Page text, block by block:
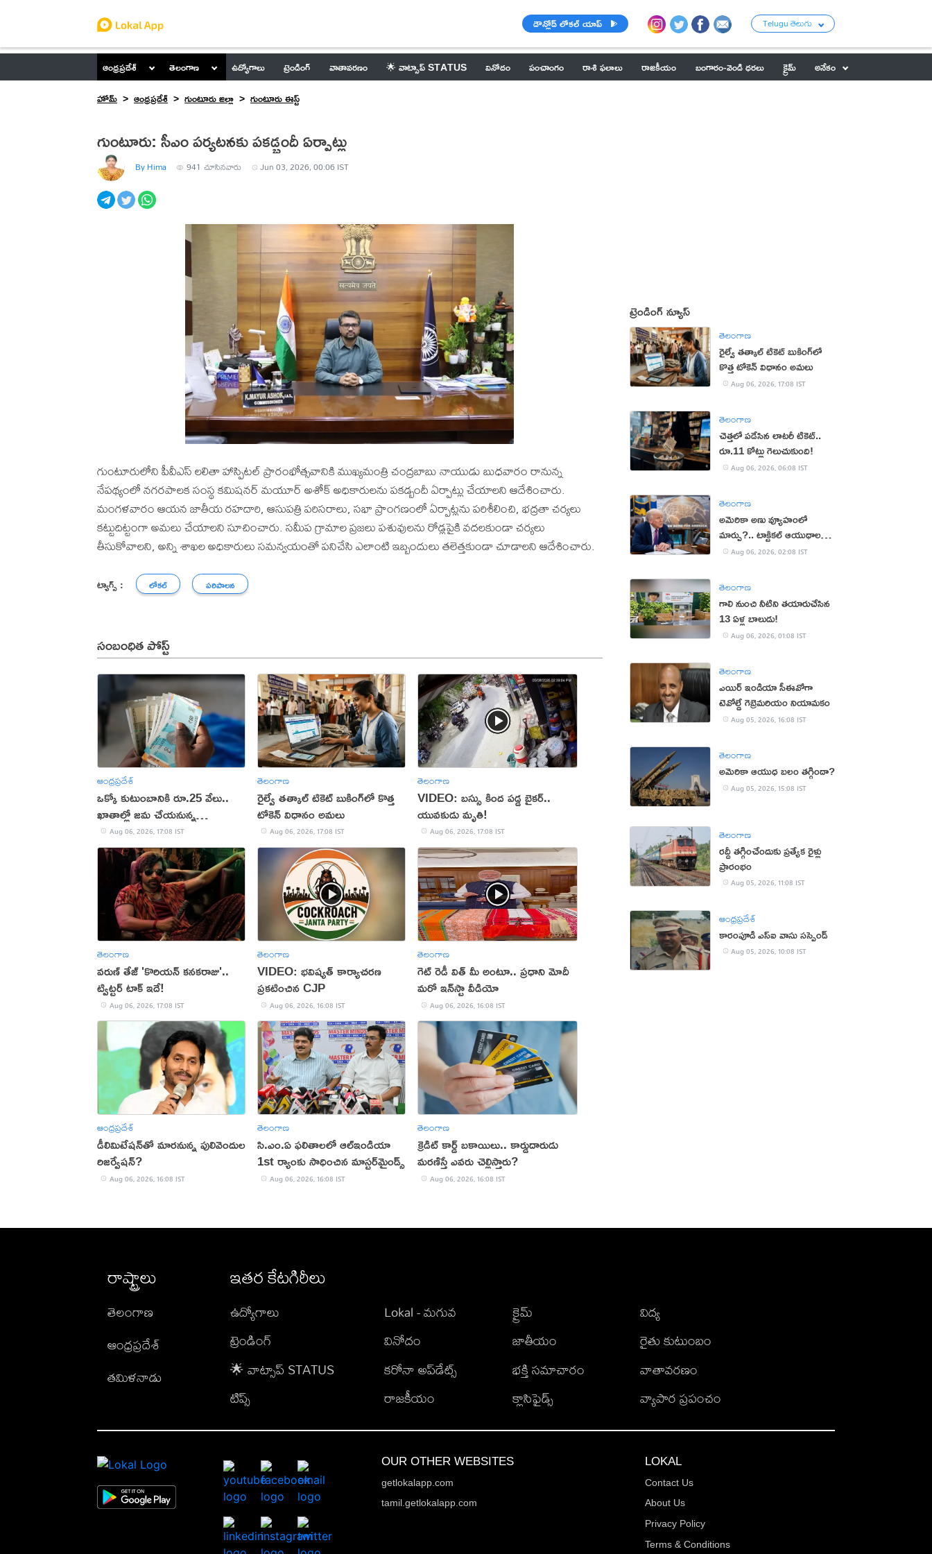
డౌన్లోడ్ లోకల్ యాప్ Telugu తెలుగు
ఆంధ్రప్రదేశ్ తెలంగాణ ఉద్యోగాలు ట్రెండింగ్ వాతావరణం 🌟 వాట్సాప్ STATUS వినోదం పంచాంగం రాశి ఫలాలు రాజకీయం బంగారం-వెండి ధరలు క్రైమ్
అనేకం
హోమ్
ఆంధ్రప్రదేశ్ గుంటూరు జిల్లా గుంటూరు ఈస్ట్
గుంటూరు: సీఎం పర్యటనకు పకడ్బందీ ఏర్పాట్లు
By Hima 941 చూసినవారు Jun 03, 2026, 00:06 IST
గుంటూరులోని పీవీఎస్ లలితా హాస్పిటల్ ప్రారంభోత్సవానికి ముఖ్యమంత్రి చంద్రబాబు నాయుడు బుధవారం రానున్న
నేపథ్యంలో నగరపాలక సంస్థ కమిషనర్ మయూర్ అశోక్ అధికారులను పకడ్బందీ ఏర్పాట్లు చేయాలని ఆదేశించారు.
మంగళవారం ఆయన జాతీయ రహదారి, ఆసుపత్రి పరిసరాలు, సభా ప్రాంగణంలో ఏర్పాట్లను పరిశీలించి, భద్రతా చర్యలు
కట్టుదిట్టంగా అమలు చేయాలని సూచించారు. సమీప గ్రామాల ప్రజలు పశువులను రోడ్లపైకి వదలకుండా చర్యలు
తీసుకోవాలని, అన్ని శాఖల అధికారులు సమన్వయంతో పనిచేసి ఎలాంటి ఇబ్బందులు తలెత్తకుండా చూడాలని ఆదేశించారు.
ట్యాగ్స్ : లోకల్ పరిపాలన
సంబంధిత పోస్ట్
ఆంధ్రప్రదేశ్
ఒక్కో కుటుంబానికి రూ.25 వేలు..
ఖాతాల్లో జ‌మ చేయ‌నున్న
ప్ర‌భుత్వం..!
Aug 06, 2026, 17:08 IST
తెలంగాణ
రైల్వే తత్కాల్ టికెట్ బుకింగ్‌లో కొత్త
టోకెన్ విధానం అమలు
Aug 06, 2026, 17:08 IST
తెలంగాణ
VIDEO: బస్సు కింద పడ్డ బైకర్..
యువకుడు మృతి!
Aug 06, 2026, 17:08 IST
తెలంగాణ
వరుణ్ తేజ్ 'కొరియన్ కనకరాజు'..
ట్విట్టర్ టాక్ ఇదే!
Aug 06, 2026, 17:08 IST
తెలంగాణ
VIDEO: భవిష్యత్ కార్యాచరణ
ప్రకటించిన CJP
Aug 06, 2026, 16:08 IST
తెలంగాణ
గెట్ రెడీ విత్ మీ అంటూ.. ప్రధాని మోదీ
మరో ఇన్‌స్టా వీడియో
Aug 06, 2026, 16:08 IST
ఆంధ్రప్రదేశ్
డీలిమిటేషన్‌తో మారనున్న పులివెందుల
రిజర్వేషన్?
Aug 06, 2026, 16:08 IST
తెలంగాణ
సి.ఎం.ఏ ఫలితాలలో ఆల్ఇండియా
1st ర్యాంకు సాధించిన మాస్టర్‌మైండ్స్
Aug 06, 2026, 16:08 IST
తెలంగాణ
క్రెడిట్ కార్డ్ బకాయిలు.. కార్డుదారుడు
మరణిస్తే ఎవరు చెల్లిస్తారు?
Aug 06, 2026, 16:08 IST
ట్రెండింగ్ న్యూస్
తెలంగాణ
రైల్వే తత్కాల్ టికెట్ బుకింగ్‌లో
కొత్త టోకెన్ విధానం అమలు
Aug 06, 2026, 17:08 IST
తెలంగాణ
చెత్తలో పడేసిన లాటరీ టికెట్..
రూ.11 కోట్లు గెలుచుకుంది!
Aug 06, 2026, 06:08 IST
తెలంగాణ
అమెరికా అణు వ్యూహంలో
మార్పు?.. టాక్టికల్ ఆయుధాలకు
ప్రాధాన్యం!
Aug 06, 2026, 02:08 IST
తెలంగాణ
గాలి నుంచి నీటిని తయారుచేసిన
13 ఏళ్ల బాలుడు!
Aug 06, 2026, 01:08 IST
తెలంగాణ
ఎయిర్ ఇండియా సీఈవోగా
టెవోల్డే గెబ్రెమరియం నియామకం
Aug 05, 2026, 16:08 IST
తెలంగాణ
అమెరికా ఆయుధ బలం తగ్గిందా?
Aug 05, 2026, 15:08 IST
తెలంగాణ
రద్దీ తగ్గించేందుకు ప్రత్యేక రైళ్లు
ప్రారంభం
Aug 05, 2026, 11:08 IST
ఆంధ్రప్రదేశ్
కారంపూడి ఎస్ఐ వాసు స‌స్పెండ్‌
Aug 05, 2026, 10:08 IST
రాష్ట్రాలు
తెలంగాణ
ఆంధ్రప్రదేశ్
తమిళనాడు
ఇతర కేటగిరీలు
ఉద్యోగాలు
ట్రెండింగ్
🌟 వాట్సాప్ STATUS
టిప్స్
Lokal - మగువ
వినోదం
కరోనా అప్‌డేట్స్
రాజకీయం
క్రైమ్
జాతీయం
భక్తి సమాచారం
క్లాసిఫైడ్స్
విద్య
రైతు కుటుంబం
వాతావరణం
వ్యాపార ప్రపంచం
OUR OTHER WEBSITES
getlokalapp.com
tamil.getlokalapp.com
LOKAL
Contact Us
About Us
Privacy Policy
Terms & Conditions